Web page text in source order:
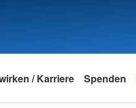
/ Karriere Spenden